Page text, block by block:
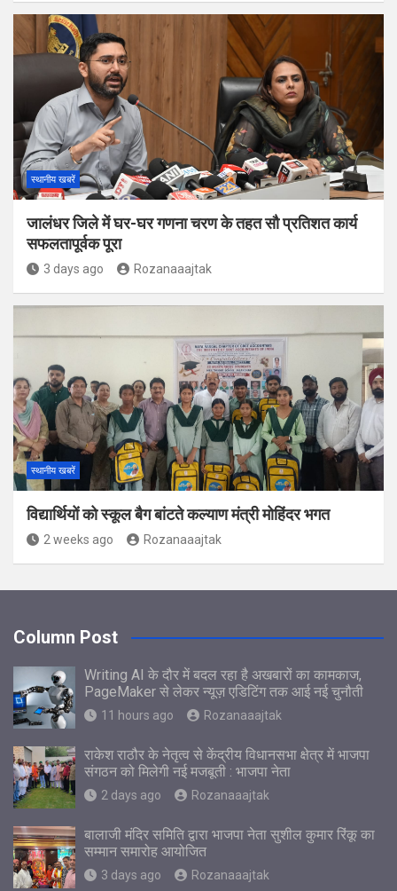
स्थानीय खबरें
जालंधर जिले में घर-घर गणना चरण के तहत सौ प्रतिशत कार्य
सफलतापूर्वक पूरा
3 days ago Rozanaaajtak
स्थानीय खबरें
विद्यार्थियों को स्कूल बैग बांटते कल्याण मंत्री मोहिंदर भगत
2 weeks ago Rozanaaajtak
Column Post
Writing AI के दौर में बदल रहा है अखबारों का कामकाज,
PageMaker से लेकर न्यूज़ एडिटिंग तक आई नई चुनौती
11 hours ago Rozanaaajtak
राकेश राठौर के नेतृत्व से केंद्रीय विधानसभा क्षेत्र में भाजपा
संगठन को मिलेगी नई मजबूती : भाजपा नेता
2 days ago Rozanaaajtak
बालाजी मंदिर समिति द्वारा भाजपा नेता सुशील कुमार रिंकू का
सम्मान समारोह आयोजित
3 days ago Rozanaaajtak